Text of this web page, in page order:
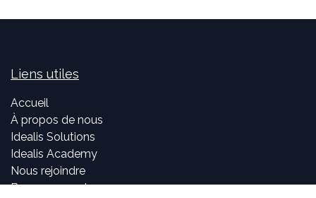
Liens utiles
Accueil
À propos de nous
Idealis Solutions
Idealis Academy
Nous rejoindre
Become a partner